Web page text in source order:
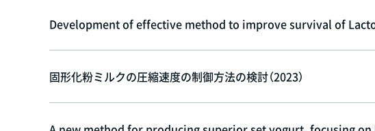
Development of effective method to improve survival of
固形化粉ミルクの圧縮速度の制御方法の検討（2023）